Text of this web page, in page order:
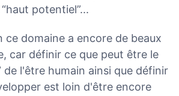
potentiel”...
ce domaine a encore de beaux
car définir ce que peut être le
de l'être humain ainsi que définir
est loin d'être encore